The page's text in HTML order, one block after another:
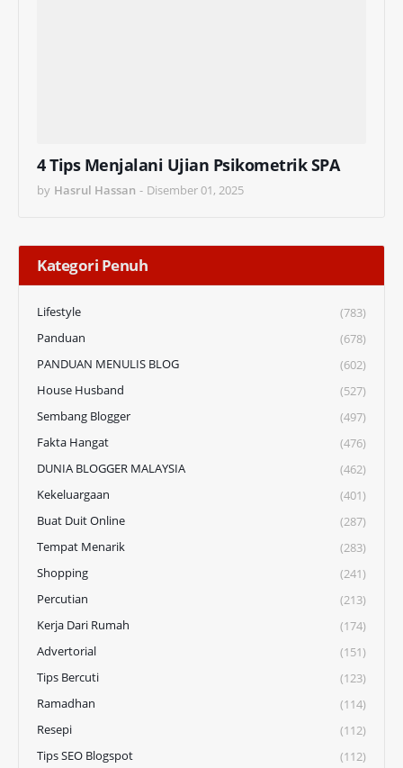
4 Tips Menjalani Ujian Psikometrik SPA
by Hasrul Hassan - Disember 01, 2025
Kategori Penuh
Lifestyle
(783)
Panduan
(678)
PANDUAN MENULIS BLOG
(602)
House Husband
(527)
Sembang Blogger
(497)
Fakta Hangat
(476)
DUNIA BLOGGER MALAYSIA
(462)
Kekeluargaan
(401)
Buat Duit Online
(287)
Tempat Menarik
(283)
Shopping
(241)
Percutian
(213)
Kerja Dari Rumah
(174)
Advertorial
(151)
Tips Bercuti
(123)
Ramadhan
(114)
Resepi
(112)
Tips SEO Blogspot
(112)